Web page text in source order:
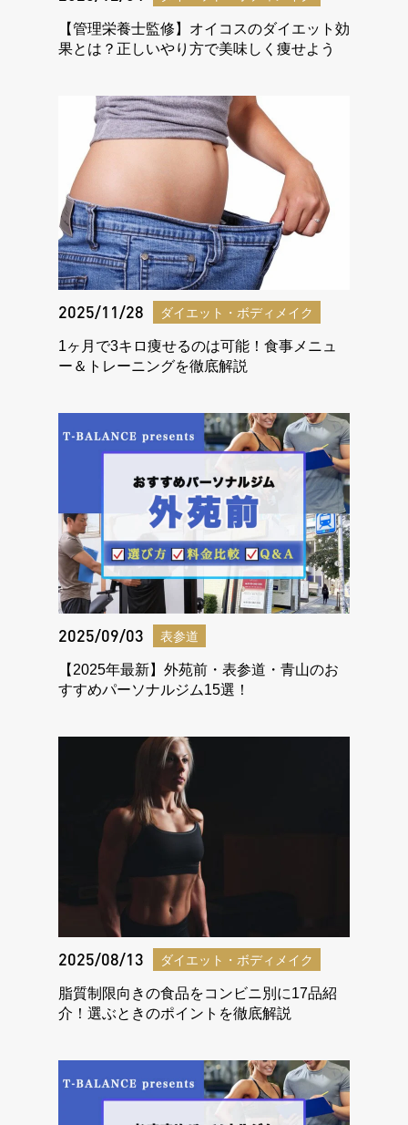
【管理栄養士監修】オイコスのダイエット効
果とは？正しいやり方で美味しく痩せよう
2025/11/28 ダイエット・ボディメイク
1ヶ月で3キロ痩せるのは可能！食事メニュ
ー＆トレーニングを徹底解説
2025/09/03 表参道
【2025年最新】外苑前・表参道・青山のお
すすめパーソナルジム15選！
2025/08/13 ダイエット・ボディメイク
脂質制限向きの食品をコンビニ別に17品紹
介！選ぶときのポイントを徹底解説